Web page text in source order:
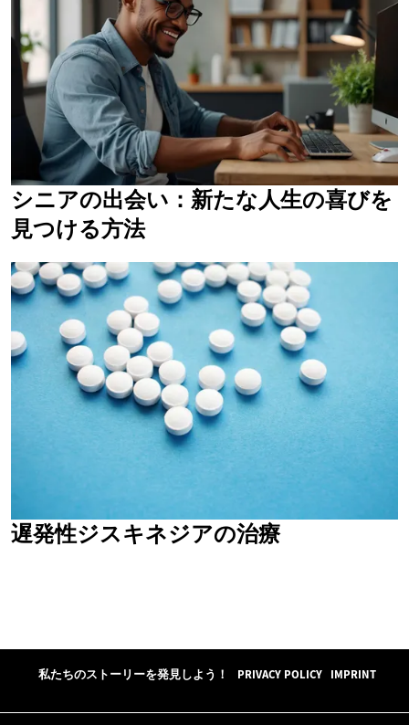
シニアの出会い：新たな人生の喜びを
見つける方法
遅発性ジスキネジアの治療
私たちのストーリーを発見しよう！ PRIVACY POLICY IMPRINT